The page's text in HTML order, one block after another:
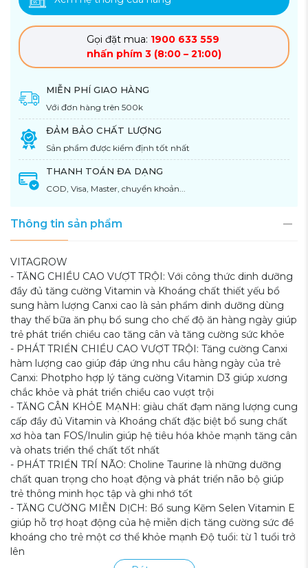
Gọi đặt mua: 1900 633 559
nhấn phím 3 (8:00 – 21:00)
MIỄN PHÍ GIAO HÀNG
Với đơn hàng trên 500k
ĐẢM BẢO CHẤT LƯỢNG
Sản phẩm được kiểm định tốt nhất
THANH TOÁN ĐA DẠNG
COD, Visa, Master, chuyển khoản...
Thông tin sản phẩm
VITAGROW
- TĂNG CHIỀU CAO VƯỢT TRỘI: Với công thức dinh dưỡng
đầy đủ tăng cường Vitamin và Khoáng chất thiết yếu bổ
sung hàm lượng Canxi cao là sản phẩm dinh dưỡng dùng
thay thế bữa ăn phụ bổ sung cho chế độ ăn hàng ngày giúp
trẻ phát triển chiều cao tăng cân và tăng cường sức khỏe
- PHÁT TRIỂN CHIỀU CAO VƯỢT TRỘI: Tăng cường Canxi
hàm lượng cao giúp đáp ứng nhu cầu hàng ngày của trẻ
Canxi: Photpho hợp lý tăng cường Vitamin D3 giúp xương
chắc khỏe và phát triển chiều cao vượt trội
- TĂNG CÂN KHỎE MẠNH: giàu chất đạm năng lượng cung
cấp đầy đủ Vitamin và Khoáng chất đặc biệt bổ sung chất
xơ hòa tan FOS/Inulin giúp hệ tiêu hóa khỏe mạnh tăng cân
và ohats triển thể chất tốt nhất
- PHÁT TRIỂN TRÍ NÃO: Choline Taurine là những dưỡng
chất quan trọng cho hoạt động và phát triển não bộ giúp
trẻ thông minh học tập và ghi nhớ tốt
- TĂNG CƯỜNG MIỄN DỊCH: Bổ sung Kẽm Selen Vitamin E
giúp hỗ trợ hoạt động của hệ miễn dịch tăng cường sức đề
khoáng cho trẻ một cơ thể khỏe mạnh Độ tuổi: từ 1 tuổi trở
lên